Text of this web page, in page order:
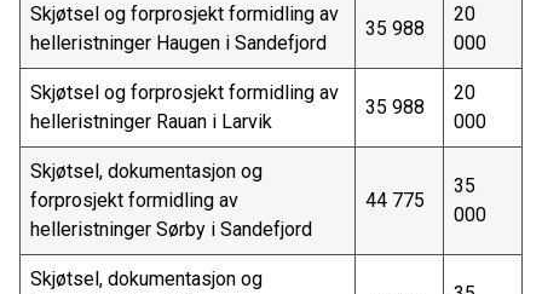
Skjøtsel og forprosjekt formidling av
helleristninger Haugen i Sandefjord
35 988
20
000
Skjøtsel og forprosjekt formidling av
helleristninger Rauan i Larvik
35 988
20
000
Skjøtsel, dokumentasjon og
forprosjekt formidling av
helleristninger Sørby i Sandefjord
44 775
35
000
Skjøtsel, dokumentasjon og